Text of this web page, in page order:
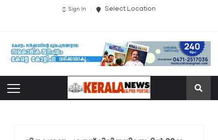
Sign In Select Location